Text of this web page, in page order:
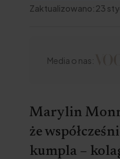
Zaktualizowano:23
Media o nas:
Marylin
że
kumpla –